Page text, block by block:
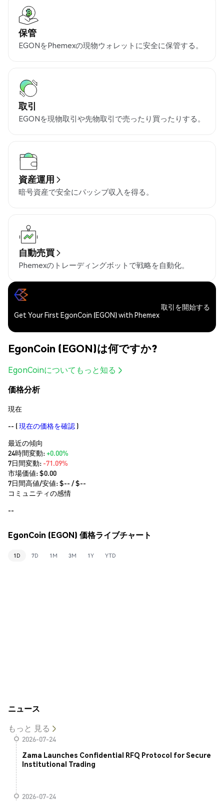
保管
EGONをPhemexの現物ウォレットに安全に保管する。
取引
EGONを現物取引や先物取引で売ったり買ったりする。
資産運用
暗号資産で安全にパッシブ収入を得る。
自動売買
Phemexのトレーディングボットで戦略を自動化。
Get Your First EgonCoin (EGON) with Phemex
取引を開始する
EgonCoin (EGON)は何ですか?
EgonCoinについてもっと知る
価格分析
現在
-- (現在の価格を確認 )
最近の傾向
24時間変動:+0.00%
7日間変動: -71.09%
市場価値:$0.00
7日間高値/安値: $-- / $--
コミュニティの感情
--
EgonCoin (EGON) 価格ライブチャート
1D 7D 1M 3M 1Y YTD
ニュース
もっと 見る
2026-07-24
Zama Launches Confidential RFQ Protocol for Secure
Institutional Trading
2026-07-24